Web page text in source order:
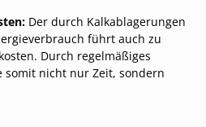
Der durch Kalkablagerungen
führt auch zu
Durch regelmäßiges
somit nicht nur Zeit, sondern